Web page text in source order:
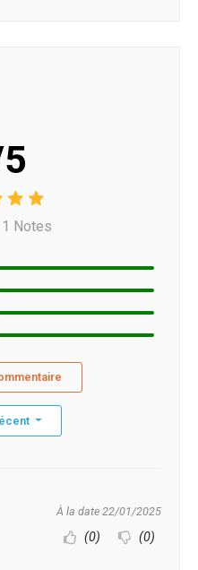
Notes
À la date 22/01/2025
(0) (0)